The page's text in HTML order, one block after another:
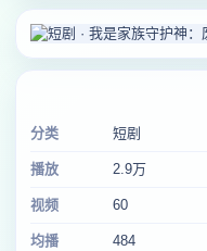
分类 短剧
播放 2.9万
视频 60
均播 484